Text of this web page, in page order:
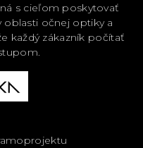
s cieľom poskytovať
oblasti očnej optiky a
každý zákazník počítať